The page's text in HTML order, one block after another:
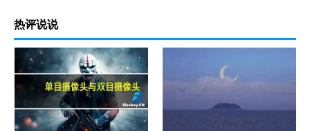
热评说说